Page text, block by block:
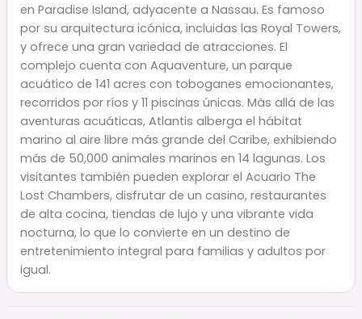
en Paradise Island, adyacente a Nassau. Es famoso
por su arquitectura icónica, incluidas las Royal Towers,
y ofrece una gran variedad de atracciones. El
complejo cuenta con Aquaventure, un parque
acuático de 141 acres con toboganes emocionantes,
recorridos por ríos y 11 piscinas únicas. Más allá de las
aventuras acuáticas, Atlantis alberga el hábitat
marino al aire libre más grande del Caribe, exhibiendo
más de 50,000 animales marinos en 14 lagunas. Los
visitantes también pueden explorar el Acuario The
Lost Chambers, disfrutar de un casino, restaurantes
de alta cocina, tiendas de lujo y una vibrante vida
nocturna, lo que lo convierte en un destino de
entretenimiento integral para familias y adultos por
igual.